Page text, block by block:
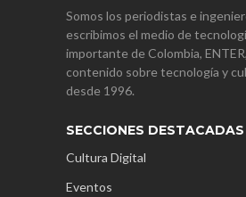
Somos los periodistas e
escribimos el medio de
importante de Colombia,
contenido sobre tecnología y
desde 1996.
SECCIONES DESTACADAS
Cultura Digital
Eventos